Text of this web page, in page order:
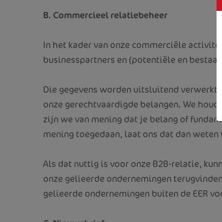
B. Commercieel relatiebeheer
In het kader van onze commerciële
businesspartners en (potentiële en
Die gegevens worden uitsluitend
onze gerechtvaardigde belangen. We
zijn we van mening dat je belang of
mening toegedaan, laat ons dat dan weten
Als dat nuttig is voor onze B2B-relatie,
onze gelieerde ondernemingen
gelieerde ondernemingen buiten de EER